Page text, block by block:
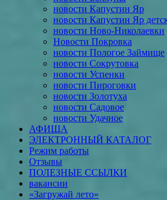
новости Капустин Яр
новости Капустин Яр
новости Ново-Николаевки
Новости Покровка
новости Пологое Займище
новости Сокрутовка
новости Успенки
новости Пироговки
новости Золотуха
новости Садовое
новости Удачное
АФИША
ЭЛЕКТРОННЫЙ КАТАЛОГ
Режим работы
Отзывы
ПОЛЕЗНЫЕ ССЫЛКИ
вакансии
«Загружай лето»